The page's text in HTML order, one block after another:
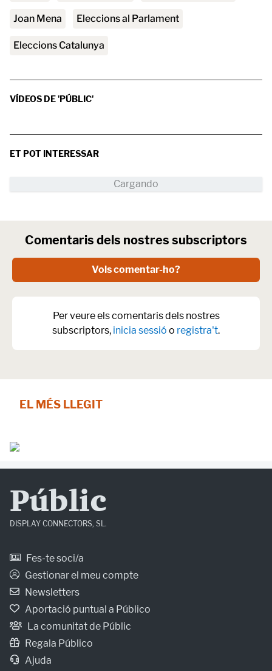
Joan Mena eleccions al Parlament
eleccions Catalunya
VÍDEOS DE 'PÚBLIC'
ET POT INTERESSAR
Comentaris dels nostres subscriptors
Vols comentar-ho?
Per veure els comentaris dels nostres
subscriptors, inicia sessió o registra't.
EL MÉS LLEGIT
Públic
DISPLAY CONNECTORS, SL.
Fes-te soci/a
Gestionar el meu compte
Newsletters
Aportació puntual a Público
La comunitat de Públic
Regala Público
Ajuda